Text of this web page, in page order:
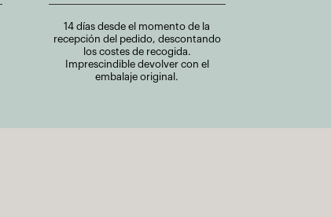
14 días desde el momento de la
recepción del pedido, descontando
los costes de recogida.
Imprescindible devolver con el
embalaje original.